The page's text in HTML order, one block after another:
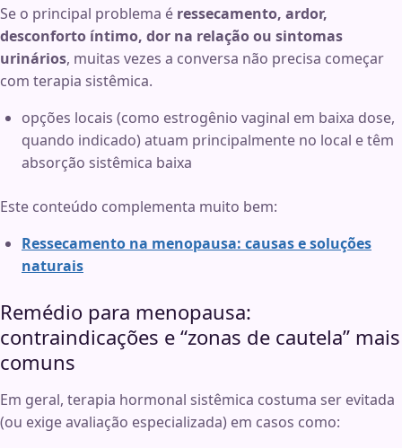
Se o principal problema é ressecamento, ardor,
desconforto íntimo, dor na relação ou sintomas
urinários, muitas vezes a conversa não precisa começar
com terapia sistêmica.
opções locais (como estrogênio vaginal em baixa dose,
quando indicado) atuam principalmente no local e têm
absorção sistêmica baixa
Este conteúdo complementa muito bem:
Ressecamento na menopausa: causas e soluções
naturais
Remédio para menopausa:
contraindicações e “zonas de cautela” mais
comuns
Em geral, terapia hormonal sistêmica costuma ser evitada
(ou exige avaliação especializada) em casos como: